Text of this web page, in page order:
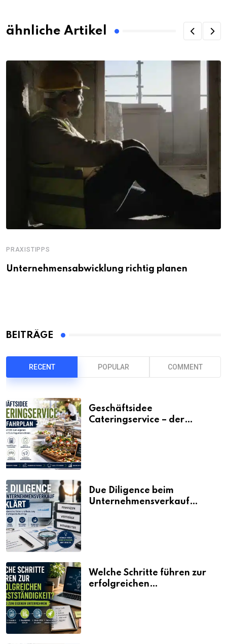
ähnliche Artikel
PRAXISTIPPS
Unternehmensabwicklung richtig planen
BEITRÄGE
RECENT POPULAR COMMENT
Geschäftsidee
Cateringservice – der
Due Diligence beim
Unternehmensverkauf
Welche Schritte führen zur
erfolgreichen